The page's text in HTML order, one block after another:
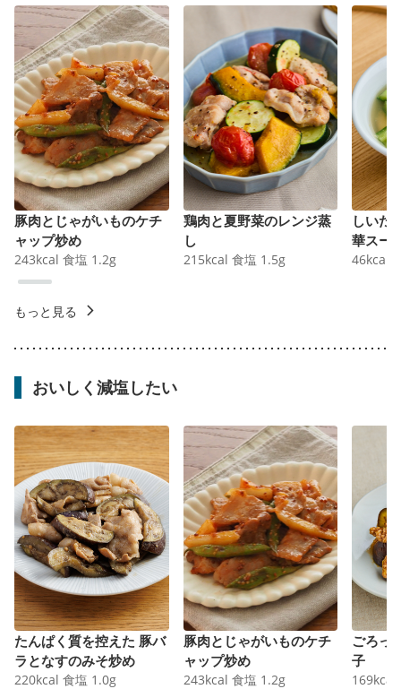
豚肉とじゃがいものケチ
ャップ炒め
243kcal 食塩 1.2g
鶏肉と夏野菜のレンジ蒸
し
215kcal 食塩 1.5g
しいた
華スー
46kcal
もっと見る
おいしく減塩したい
たんぱく質を控えた 豚バ
ラとなすのみそ炒め
220kcal 食塩 1.0g
豚肉とじゃがいものケチ
ャップ炒め
243kcal 食塩 1.2g
ごろっ
子
169kcal